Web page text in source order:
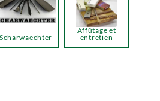
Scharwaechter
Affûtage et
entretien